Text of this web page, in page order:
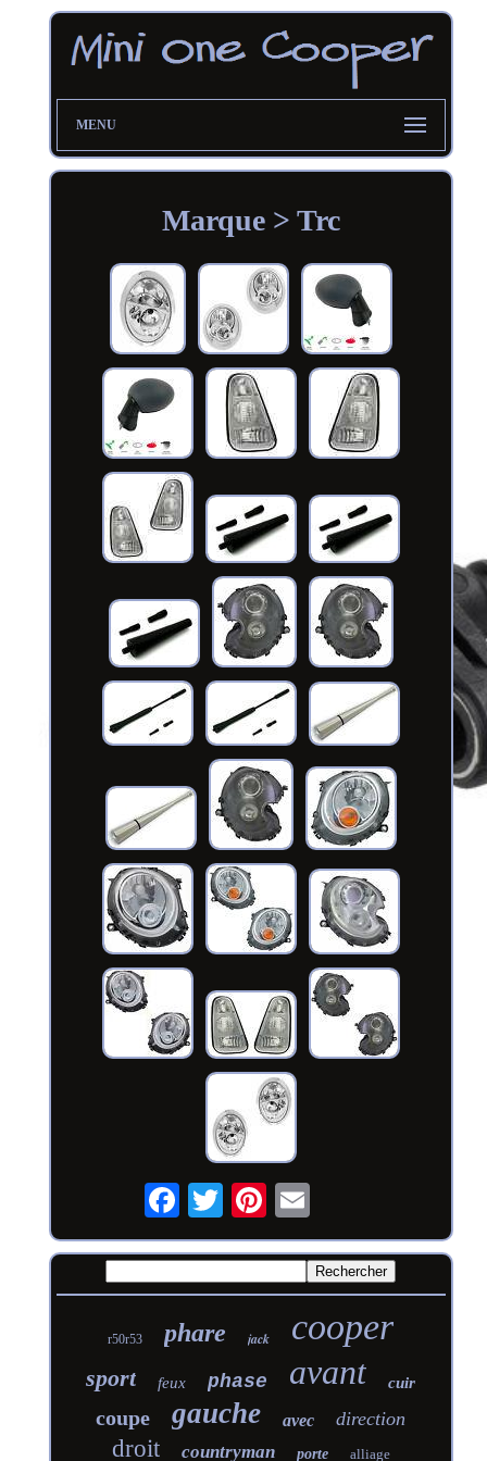
MENU
Marque > Trc
r50r53 phare jack cooper
sport feux phase avant cuir
coupe gauche avec direction
droit countryman porte alliage